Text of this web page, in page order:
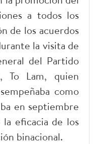
a todos los
de los acuerdos
la visita de
del Partido
To Lam, quien
como
en septiembre
eficacia de los
binacional.